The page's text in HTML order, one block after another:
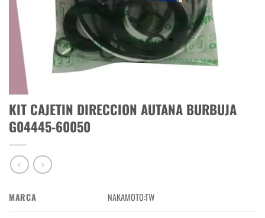
KIT CAJETIN DIRECCION AUTANA BURBUJA
G04445-60050
MARCA NAKAMOTO:TW